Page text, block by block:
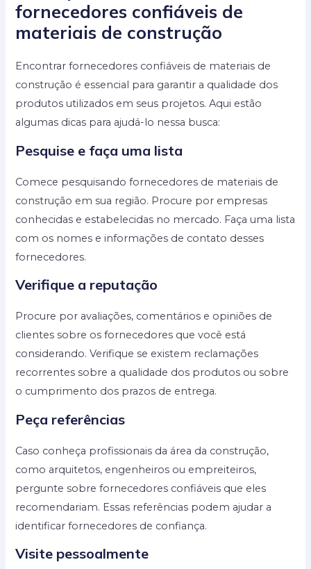
fornecedores confiáveis de
materiais de construção
Encontrar fornecedores confiáveis de materiais de
construção é essencial para garantir a qualidade dos
produtos utilizados em seus projetos. Aqui estão
algumas dicas para ajudá-lo nessa busca:
Pesquise e faça uma lista
Comece pesquisando fornecedores de materiais de
construção em sua região. Procure por empresas
conhecidas e estabelecidas no mercado. Faça uma lista
com os nomes e informações de contato desses
fornecedores.
Verifique a reputação
Procure por avaliações, comentários e opiniões de
clientes sobre os fornecedores que você está
considerando. Verifique se existem reclamações
recorrentes sobre a qualidade dos produtos ou sobre
o cumprimento dos prazos de entrega.
Peça referências
Caso conheça profissionais da área da construção,
como arquitetos, engenheiros ou empreiteiros,
pergunte sobre fornecedores confiáveis que eles
recomendariam. Essas referências podem ajudar a
identificar fornecedores de confiança.
Visite pessoalmente